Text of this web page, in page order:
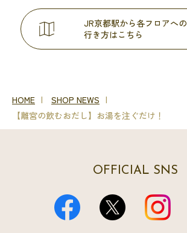
JR京都駅から各フロアへの
行き方はこちら
HOME
SHOP NEWS
【離宮の飲むおだし】お湯を注ぐだけ！
OFFICIAL SNS